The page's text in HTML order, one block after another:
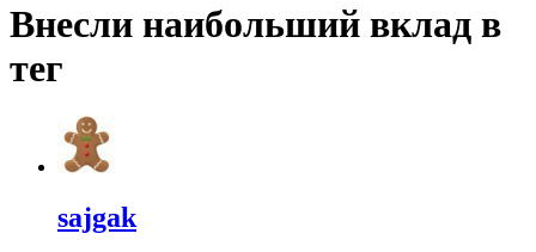
Внесли наибольший вклад в
тег
sajgak